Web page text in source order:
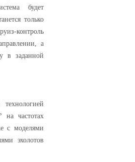
будет
только
контроль
а
в заданной
на частотах
с моделями
эхолотов